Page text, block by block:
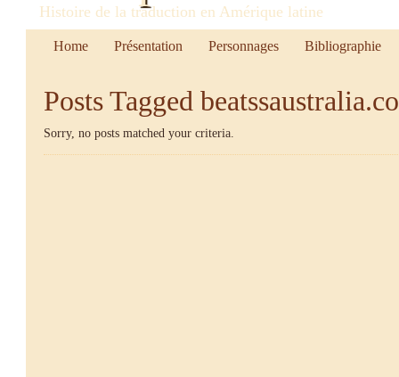
Histoire de la traduction en Amérique latine
Home Présentation Personnages Bibliographie
Posts Tagged
Sorry, no posts matched your criteria.